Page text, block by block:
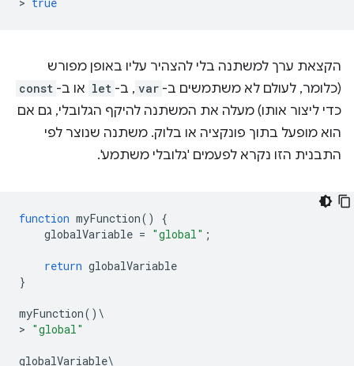
הקצאת ערך למשתנה בלי להצהיר עליו באופן מפורש
(כלומר, לעולם לא משתמשים ב- var , ב- let או ב- const
כדי ליצור אותו) מעלה את המשתנה להיקף הגלובלי, גם אם
הוא מופעל בתוך פונקציה או בלוק. משתנה שנוצר לפי
התבנית הזו נקרא לפעמים 'גלובלי משתמע'.
function myFunction()
{
globalVariable = "global" ;
return globalVariable
}
myFunction() \
> "global"
globalVariable\